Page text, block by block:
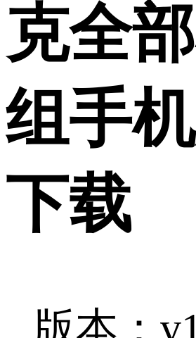
克全
组手
下载
版本：